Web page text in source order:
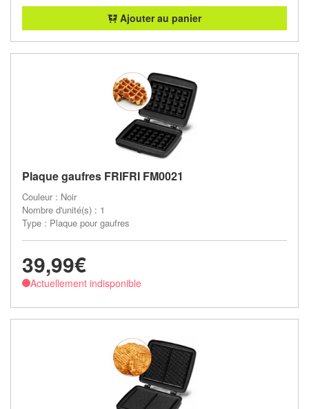
Ajouter au panier
Plaque gaufres FRIFRI FM0021
Couleur : Noir
Nombre d'unité(s) : 1
Type : Plaque pour gaufres
39,99€
Actuellement indisponible